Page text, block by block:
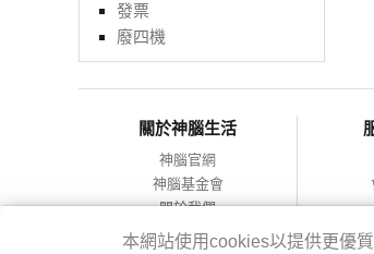
發票
廢四機
關於神腦生活
神腦官網
神腦基金會
關於我們
會員服務條款
本網站使用cookies以提供更優